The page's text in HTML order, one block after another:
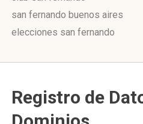
san fernando buenos aires
elecciones san fernando
Registro de